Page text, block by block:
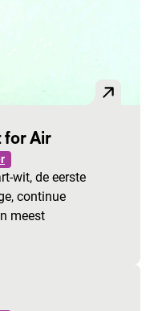
for Air
wit, de eerste
continue
meest